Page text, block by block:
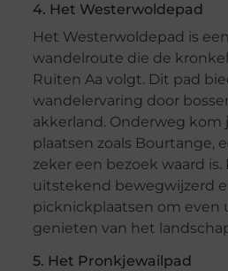
4. Het Westerwoldepad
Het Westerwoldepad is
wandelroute die de
Ruiten Aa volgt. Dit pad
wandelervaring door
akkerland. Onderweg kom
plaatsen zoals Bourtange,
zeker een bezoek waard is.
uitstekend bewegwijzerd
picknickplaatsen om even
genieten van het
5. Het Pronkjewailpad